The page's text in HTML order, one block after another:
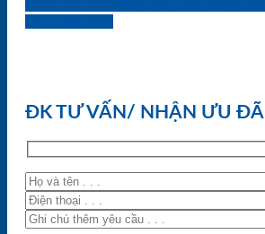
ĐK TƯ VẤN/ NHẬN ƯU ĐÃI